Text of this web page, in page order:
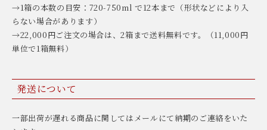
→1箱の本数の目安：720-750ml で12本まで（形状などにより入
らない場合があります）
→22,000円ご注文の場合は、2箱まで送料無料です。（11,000円
単位で1箱無料）
発送について
一部出荷が遅れる商品に関してはメールにて納期のご連絡をいた